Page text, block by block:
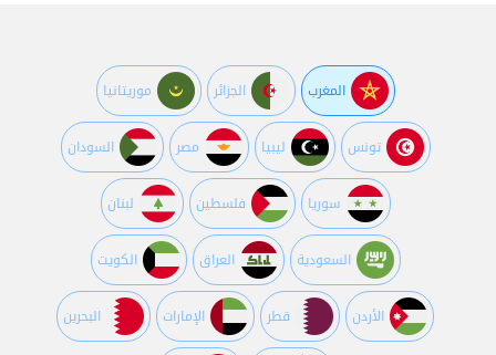
المغرب الجزائر موريتانيا
تونس ليبيا مصر السودان
سوريا فلسطين لبنان
السعودية العراق الكويت
اﻷردن قطر اﻹمارات البحرين